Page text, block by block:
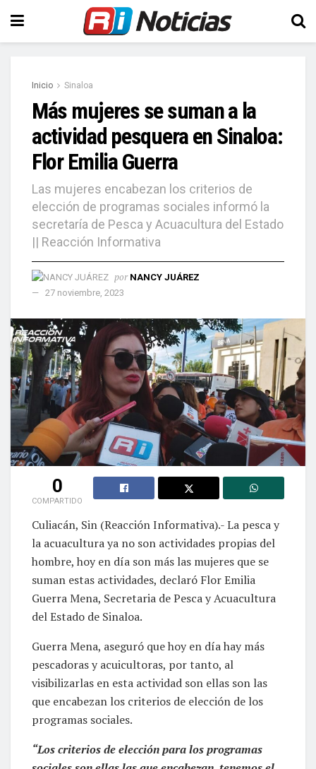
Inicio Sinaloa
Más mujeres se suman a la
actividad pesquera en Sinaloa:
Flor Emilia Guerra
Las mujeres encabezan los criterios de
elección de programas sociales informó la
secretaría de Pesca y Acuacultura del Estado
|| Reacción Informativa
por NANCY JUÁREZ
27 noviembre, 2023
0
COMPARTIDO
Culiacán, Sin (Reacción Informativa).- La pesca y
la acuacultura ya no son actividades propias del
hombre, hoy en día son más las mujeres que se
suman estas actividades, declaró Flor Emilia
Guerra Mena, Secretaria de Pesca y Acuacultura
del Estado de Sinaloa.
Guerra Mena, aseguró que hoy en día hay más
pescadoras y acuicultoras, por tanto, al
visibilizarlas en esta actividad son ellas son las
que encabezan los criterios de elección de los
programas sociales.
“Los criterios de elección para los programas